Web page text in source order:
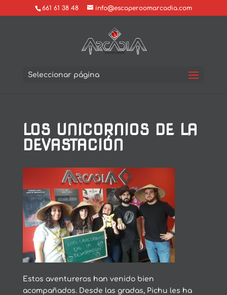
661 61 38 48 info@escaperoomarcadia.com
Seleccionar página
LOS UNICORNIOS DE LA
DEVASTACIÓN
Estos aventureros han venido bien
acompañados. Desde las gradas, Pichu les ha